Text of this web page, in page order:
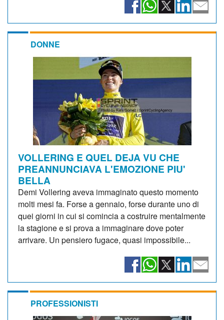
DONNE
VOLLERING E QUEL DEJA VU CHE
PREANNUNCIAVA L'EMOZIONE PIU'
BELLA
Demi Vollering aveva immaginato questo momento
molti mesi fa. Forse a gennaio, forse durante uno di
quei giorni in cui si comincia a costruire mentalmente
la stagione e si prova a immaginare dove poter
arrivare. Un pensiero fugace, quasi impossibile...
PROFESSIONISTI